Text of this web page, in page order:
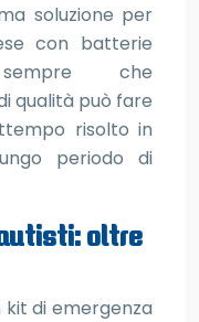
soluzione per
con batterie
che
qualità può fare
risolto in
periodo di
oltre
kit di emergenza